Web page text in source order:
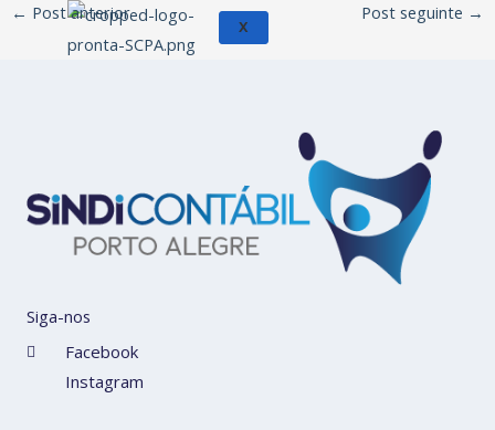
X
← Post anterior Post seguinte →
Siga-nos
Facebook
Instagram